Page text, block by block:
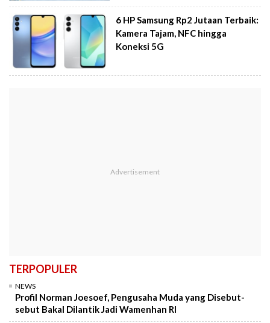
6 HP Samsung Rp2 Jutaan Terbaik:
Kamera Tajam, NFC hingga
Koneksi 5G
TERPOPULER
NEWS
Profil Norman Joesoef, Pengusaha Muda yang Disebut-
sebut Bakal Dilantik Jadi Wamenhan RI